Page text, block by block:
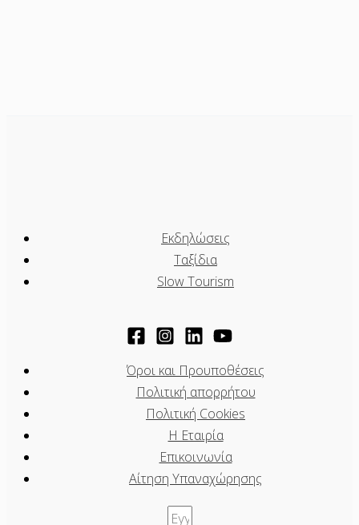
Εκδηλώσεις
Ταξίδια
Slow Tourism
Όροι και Προυποθέσεις
Πολιτική απορρήτου
Πολιτική Cookies
Η Εταιρία
Επικοινωνία
Αίτηση Υπαναχώρησης